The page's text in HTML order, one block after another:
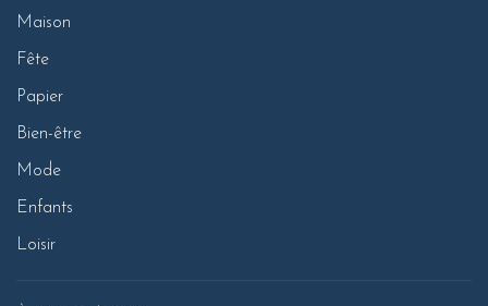
Maison
Fête
Papier
Bien-être
Mode
Enfants
Loisir